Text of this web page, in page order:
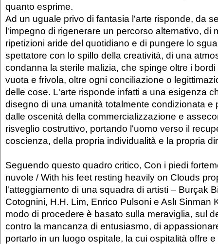
quanto esprime.
Ad un uguale privo di fantasia l'arte risponde, da
l'impegno di rigenerare un percorso alternativo, di
ripetizioni aride del quotidiano e di pungere lo
spettatore con lo spillo della creatività, di una
condanna la sterile malizia, che spinge oltre i
vuota e frivola, oltre ogni conciliazione o
delle cose. L'arte risponde infatti a una esigenza
disegno di una umanità totalmente condizionata e
dalle oscenità della commercializzazione e
risveglio costruttivo, portando l'uomo verso il
coscienza, della propria individualità e la propria
Seguendo questo quadro critico, Con i piedi
nuvole / With his feet resting heavily on Clouds
l'atteggiamento di una squadra di artisti – Burçak
Cotognini, H.H. Lim, Enrico Pulsoni e Aslı Sinman
modo di procedere è basato sulla meraviglia, sul
contro la mancanza di entusiasmo, di
portarlo in un luogo ospitale, la cui ospitalità offre